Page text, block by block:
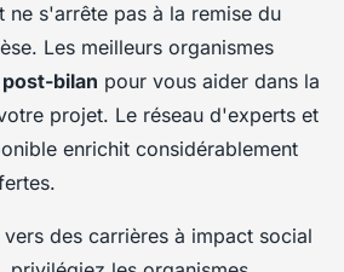
ne s'arrête pas à la remise du
Les meilleurs organismes
bilan pour vous aider dans la
projet. Le réseau d'experts et
enrichit considérablement
des carrières à impact social